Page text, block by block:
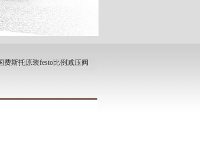
费斯托原装festo比例减压阀